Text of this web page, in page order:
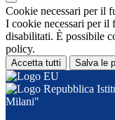
Cookie necessari per il
I cookie necessari per il
disabilitati. È possibile
policy.
Accetta tutti Salva le
Milani"